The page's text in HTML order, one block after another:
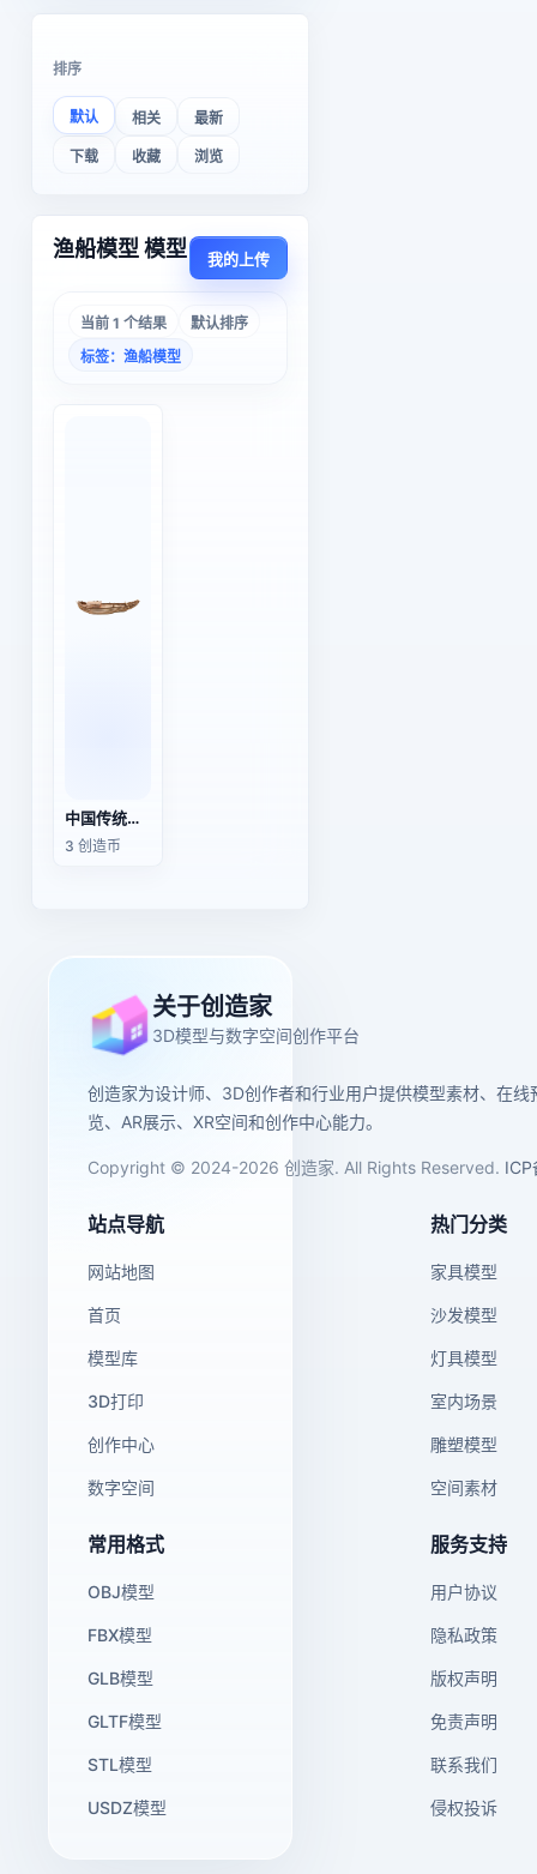
排序
默认 相关 最新
下载 收藏 浏览
渔船模型 模型 我的上传
当前 1 个结果
默认排序
标签：渔船模型
中国传统木船
3 创造币
关于创造家
3D模型与数字空间创作平台
创造家为设计师、3D创作者和行业用户提供模型素材、在线
览、AR展示、XR空间和创作中心能力。
Copyright © 2024-2026 创造家. All Rights Reserved. ICP
站点导航
网站地图
首页
模型库
3D打印
创作中心
数字空间
热门分类
家具模型
沙发模型
灯具模型
室内场景
雕塑模型
空间素材
常用格式
OBJ模型
FBX模型
GLB模型
GLTF模型
STL模型
USDZ模型
服务支持
用户协议
隐私政策
版权声明
免责声明
联系我们
侵权投诉